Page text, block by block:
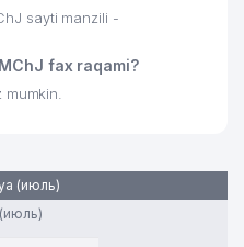
XK
674 м
MChJ
sayti manzili -
MChJ fax raqami?
mumkin.
(июль)